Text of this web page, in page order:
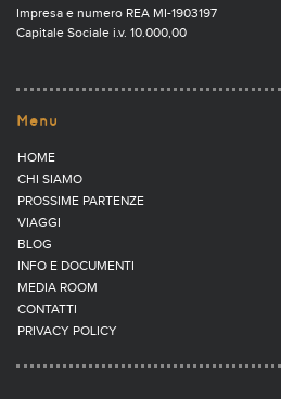
Impresa e numero REA MI-1903197
Capitale Sociale i.v. 10.000,00
Menu
HOME
CHI SIAMO
PROSSIME PARTENZE
VIAGGI
BLOG
INFO E DOCUMENTI
MEDIA ROOM
CONTATTI
PRIVACY POLICY